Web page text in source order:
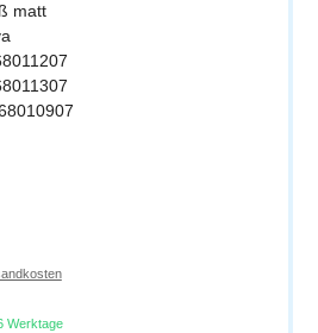
matt
Werktage